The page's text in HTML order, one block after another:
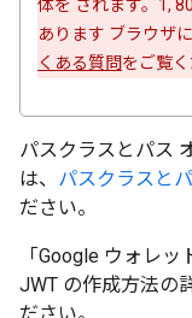
体を されます。1,
あります ブラウザ
くある質問をご覧く
パスクラスとパス
は、 パスクラスと
ださい。
「Google ウォレ
JWT の作成方法の